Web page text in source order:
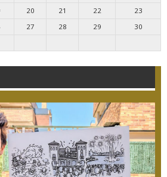
20 21 22
23
27 28 29
30